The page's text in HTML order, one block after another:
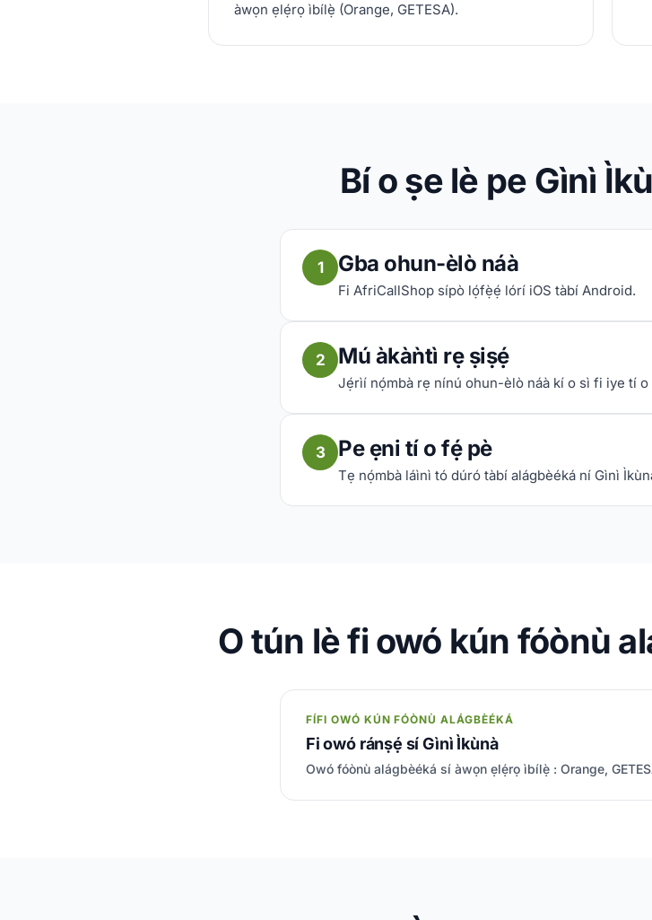
àwọn ẹlẹ́rọ ìbílẹ̀ (Orange, GETESA).
Bí o ṣe lè pe Gìnì
1 Gba ohun-èlò náà
Fi AfriCallShop sípò lọ́fẹ̀ẹ́ lórí iOS tàbí Android.
2 Mú àkàǹtì rẹ ṣiṣẹ́
Jẹ́rìí nọ́mbà rẹ nínú ohun-èlò náà kí o sì fi iye tí o
3 Pe ẹni tí o fẹ́ pè
Tẹ nọ́mbà láìnì tó dúró tàbí alágbèéká ní Gìnì
O tún lè fi owó kún fóònù
FÍFI OWÓ KÚN FÓÒNÙ ALÁGBÈÉKÁ
Fi owó ránṣẹ́ sí Gìnì Ìkùnà
Owó fóònù alágbèéká sí àwọn ẹlẹ́rọ ìbílẹ̀ : Orange,